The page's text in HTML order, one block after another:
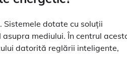
dotate cu soluții
mediului. În centrul
datorită reglării inteligente,